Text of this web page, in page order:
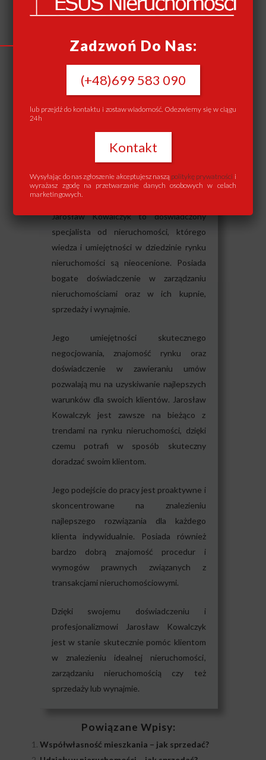
uzależnionych od sytuacji ekonomicznej gminy,
JAROSŁAW
KOWALCZYK
Jarosław Kowalczyk to doświadczony
specjalista od nieruchomości, którego
wiedza i umiejętności w dziedzinie rynku
nieruchomości są nieocenione. Posiada
bogate doświadczenie w zarządzaniu
nieruchomościami oraz w ich kupnie,
sprzedaży i wynajmie.
Jego umiejętności skutecznego
negocjowania, znajomość rynku oraz
doświadczenie w zawieraniu umów
pozwalają mu na uzyskiwanie najlepszych
warunków dla swoich klientów. Jarosław
Kowalczyk jest zawsze na bieżąco z
trendami na rynku nieruchomości, dzięki
czemu potrafi w sposób skuteczny
doradzać swoim klientom.
Jego podejście do pracy jest proaktywne i
skoncentrowane na znalezieniu
najlepszego rozwiązania dla każdego
klienta indywidualnie. Posiada również
bardzo dobrą znajomość procedur i
wymogów prawnych związanych z
transakcjami nieruchomościowymi.
Dzięki swojemu doświadczeniu i
profesjonalizmowi Jarosław Kowalczyk
jest w stanie skutecznie pomóc klientom
w znalezieniu idealnej nieruchomości,
zarządzaniu nieruchomością czy też
sprzedaży lub wynajmie.
Powiązane Wpisy:
Współwłasność mieszkania – jak sprzedać?
Zadzwoń Do Nas:
(+48)699 583 090
lub przejdź do kontaktu i zostaw wiadomość. Odezwiemy się w ciągu
24h
Kontakt
Wysyłając do nas zgłoszenie akceptujesz naszą politykę prywatności i
wyrażasz zgodę na przetwarzanie danych osobowych w celach
marketingowych.